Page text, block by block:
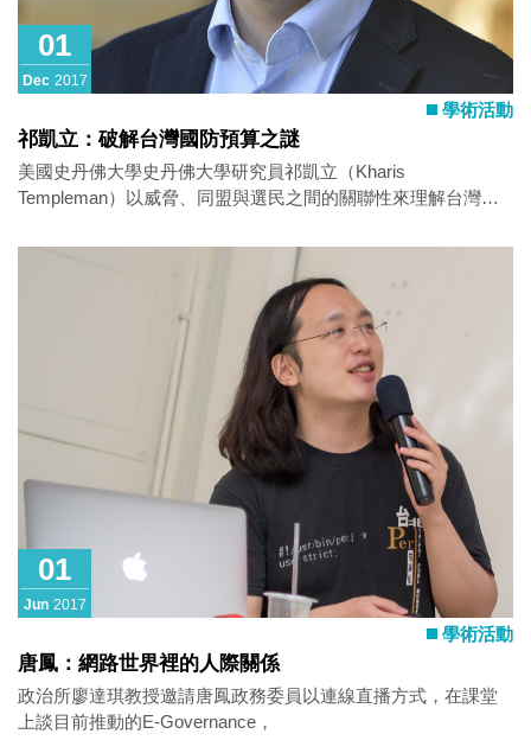
01
Dec 2017
學術活動
祁凱立：破解台灣國防預算之謎
美國史丹佛大學史丹佛大學研究員祁凱立（Kharis
Templeman）以威脅、同盟與選民之間的關聯性來理解台灣國
01
Jun 2017
學術活動
唐鳳：網路世界裡的人際關係
政治所廖達琪教授邀請唐鳳政務委員以連線直播方式，在課堂
上談目前推動的E-Governance，